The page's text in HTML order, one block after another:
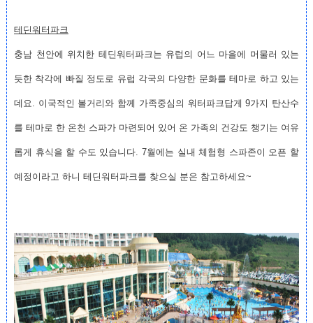
테딘워터파크
충남 천안에 위치한 테딘워터파크는 유럽의 어느 마을에 머물러 있는
듯한 착각에 빠질 정도로 유럽 각국의 다양한 문화를 테마로 하고 있는
데요. 이국적인 볼거리와 함께 가족중심의 워터파크답게 9가지 탄산수
를 테마로 한 온천 스파가 마련되어 있어 온 가족의 건강도 챙기는 여유
롭게 휴식을 할 수도 있습니다. 7월에는 실내 체험형 스파존이 오픈 할
예정이라고 하니 테딘워터파크를 찾으실 분은 참고하세요~